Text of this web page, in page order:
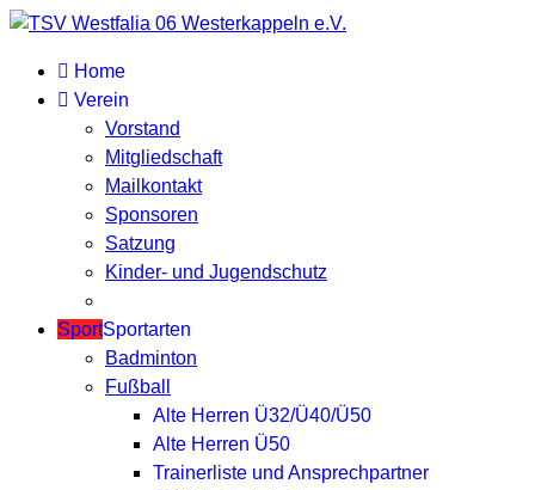
Home
Verein
Vorstand
Mitgliedschaft
Mailkontakt
Sponsoren
Satzung
Kinder- und Jugendschutz
SportSportarten
Badminton
Fußball
Alte Herren Ü32/Ü40/Ü50
Alte Herren Ü50
Trainerliste und Ansprechpartner